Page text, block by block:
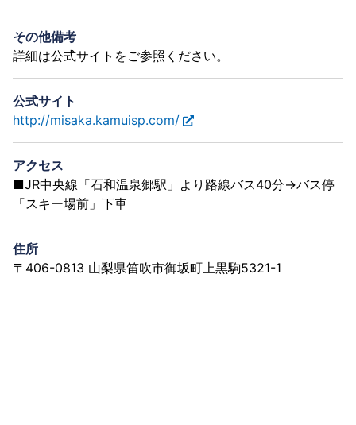
その他備考
詳細は公式サイトをご参照ください。
公式サイト
http://misaka.kamuisp.com/
アクセス
■JR中央線「石和温泉郷駅」より路線バス40分→バス停
「スキー場前」下車
住所
〒406-0813 山梨県笛吹市御坂町上黒駒5321-1